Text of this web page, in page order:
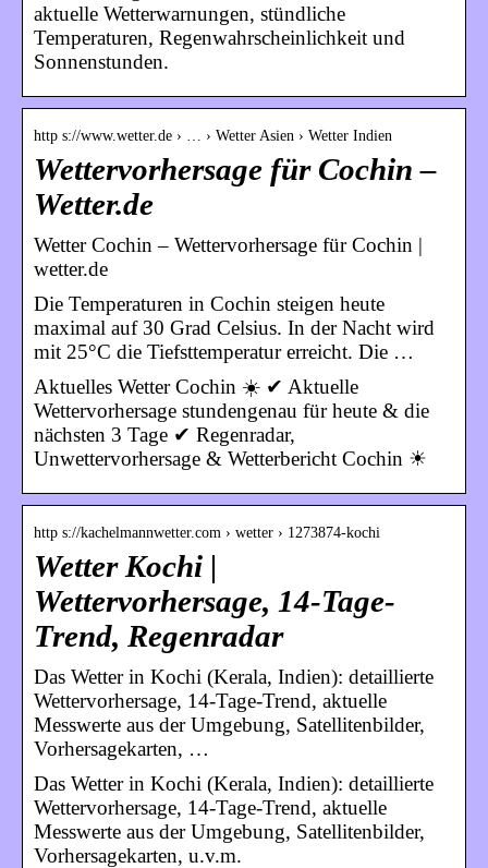
aktuelle Wetterwarnungen, stündliche
Temperaturen, Regenwahrscheinlichkeit und
Sonnenstunden.
http s://www.wetter.de › … › Wetter Asien › Wetter Indien
Wettervorhersage für Cochin –
Wetter.de
Wetter Cochin – Wettervorhersage für Cochin |
wetter.de
Die Temperaturen in Cochin steigen heute
maximal auf 30 Grad Celsius. In der Nacht wird
mit 25°C die Tiefsttemperatur erreicht. Die …
Aktuelles Wetter Cochin ☀️ ✔ Aktuelle
Wettervorhersage stundengenau für heute & die
nächsten 3 Tage ✔ Regenradar,
Unwettervorhersage & Wetterbericht Cochin ☀
http s://kachelmannwetter.com › wetter › 1273874-kochi
Wetter Kochi |
Wettervorhersage, 14-Tage-
Trend, Regenradar
Das Wetter in Kochi (Kerala, Indien): detaillierte
Wettervorhersage, 14-Tage-Trend, aktuelle
Messwerte aus der Umgebung, Satellitenbilder,
Vorhersagekarten, …
Das Wetter in Kochi (Kerala, Indien): detaillierte
Wettervorhersage, 14-Tage-Trend, aktuelle
Messwerte aus der Umgebung, Satellitenbilder,
Vorhersagekarten, u.v.m.